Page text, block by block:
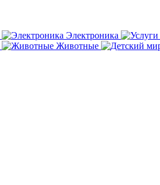
Электроника
Животные